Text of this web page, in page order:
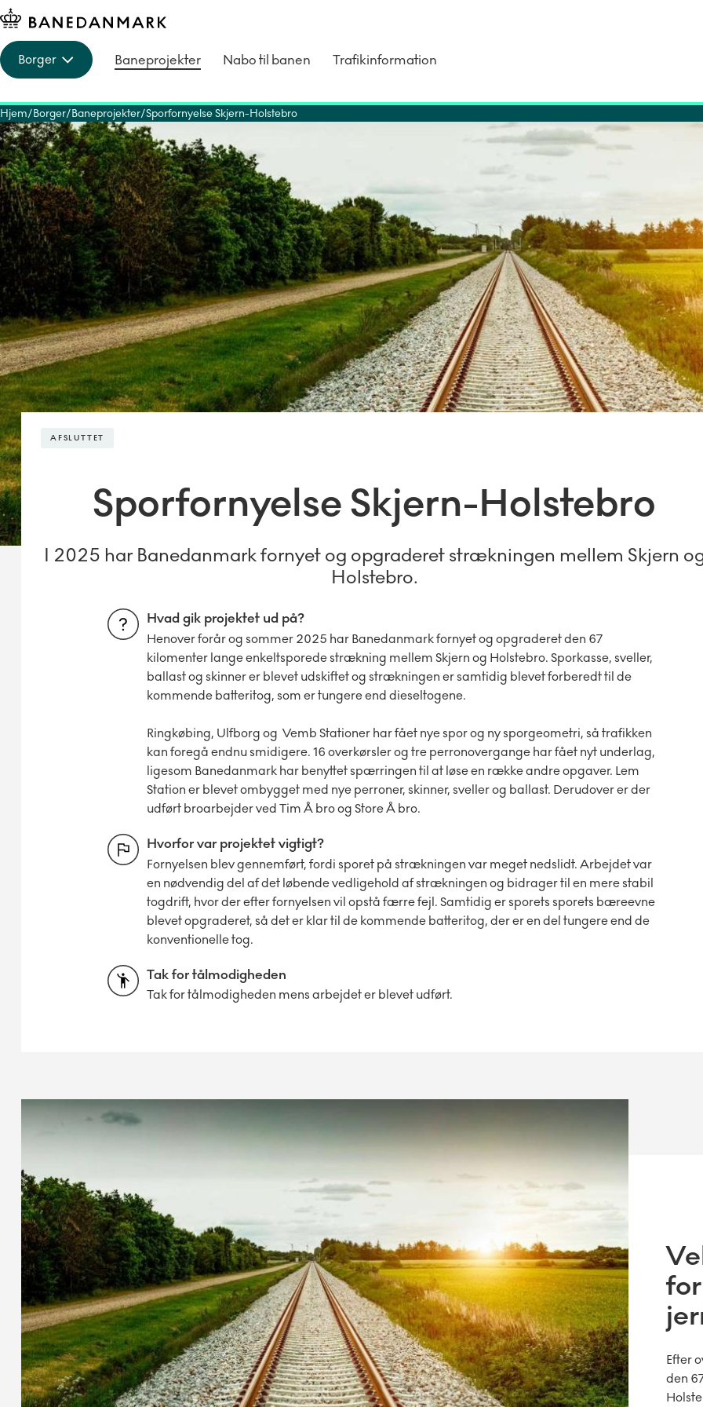
Borger Baneprojekter Nabo til banen Trafikinformation
Hjem Borger Baneprojekter Sporfornyelse Skjern-Holstebro
AFSLUTTET
Sporfornyelse Skjern-Holstebro
I 2025 har Banedanmark fornyet og opgraderet strækningen mellem Skjern
Holstebro.
Hvad gik projektet ud på?
Henover forår og sommer 2025 har Banedanmark fornyet og opgraderet den 67
kilomenter lange enkeltsporede strækning mellem Skjern og Holstebro. Sporkasse, sveller,
ballast og skinner er blevet udskiftet og strækningen er samtidig blevet forberedt til de
kommende batteritog, som er tungere end dieseltogene.
Ringkøbing, Ulfborg og Vemb Stationer har fået nye spor og ny sporgeometri, så trafikken
kan foregå endnu smidigere. 16 overkørsler og tre perronovergange har fået nyt underlag,
ligesom Banedanmark har benyttet spærringen til at løse en række andre opgaver. Lem
Station er blevet ombygget med nye perroner, skinner, sveller og ballast. Derudover er der
udført broarbejder ved Tim Å bro og Store Å bro.
Hvorfor var projektet vigtigt?
Fornyelsen blev gennemført, fordi sporet på strækningen var meget nedslidt. Arbejdet var
en nødvendig del af det løbende vedligehold af strækningen og bidrager til en mere stabil
togdrift, hvor der efter fornyelsen vil opstå færre fejl. Samtidig er sporets sporets bæreevne
blevet opgraderet, så det er klar til de kommende batteritog, der er en del tungere end de
konventionelle tog.
Tak for tålmodigheden
Tak for tålmodigheden mens arbejdet er blevet udført.
Efter
den